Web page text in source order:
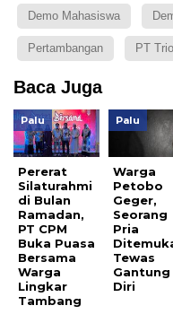
Demo Mahasiswa
Pertambangan PT
Baca Juga
Palu
Pererat
Silaturahmi
di Bulan
Ramadan,
PT CPM
Buka Puasa
Bersama
Warga
Lingkar
Tambang
Palu
Warga
Petobo
Geger,
Seorang
Pria
Tewas
Gantung
Diri